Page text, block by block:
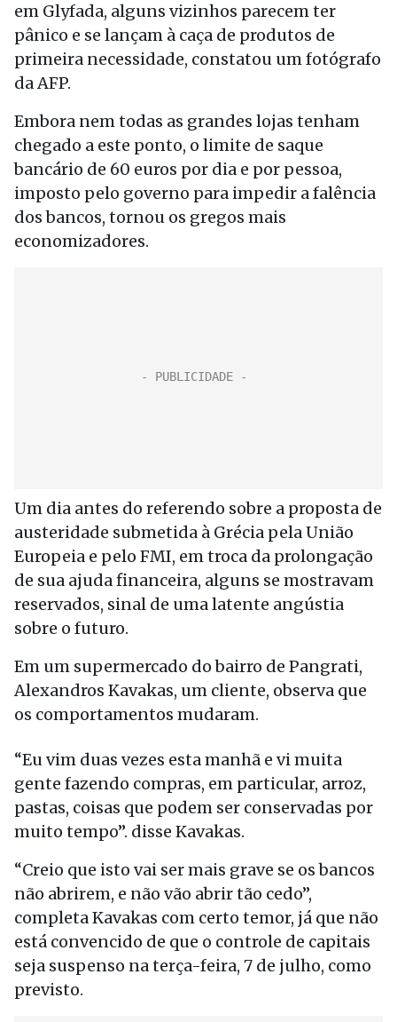
em Glyfada, alguns vizinhos parecem ter
pânico e se lançam à caça de produtos de
primeira necessidade, constatou um fotógrafo
da AFP.
Embora nem todas as grandes lojas tenham
chegado a este ponto, o limite de saque
bancário de 60 euros por dia e por pessoa,
imposto pelo governo para impedir a falência
dos bancos, tornou os gregos mais
economizadores.
Um dia antes do referendo sobre a proposta de
austeridade submetida à Grécia pela União
Europeia e pelo FMI, em troca da prolongação
de sua ajuda financeira, alguns se mostravam
reservados, sinal de uma latente angústia
sobre o futuro.
Em um supermercado do bairro de Pangrati,
Alexandros Kavakas, um cliente, observa que
os comportamentos mudaram.
“Eu vim duas vezes esta manhã e vi muita
gente fazendo compras, em particular, arroz,
pastas, coisas que podem ser conservadas por
muito tempo”. disse Kavakas.
“Creio que isto vai ser mais grave se os bancos
não abrirem, e não vão abrir tão cedo”,
completa Kavakas com certo temor, já que não
está convencido de que o controle de capitais
seja suspenso na terça-feira, 7 de julho, como
previsto.